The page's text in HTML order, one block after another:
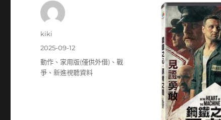
作
kiki
發
佈
日
2025-09-12
分
類
動作 、 家用版(僅供外借) 、 戰
爭 、新進視聽資料